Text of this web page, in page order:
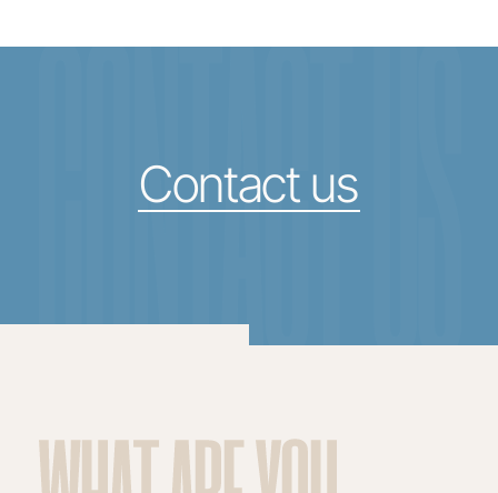
CONTACT US
Contact us